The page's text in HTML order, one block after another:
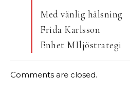
Med vänlig hälsning
Frida Karlsson
Enhet MIljöstrategi
Comments are closed.